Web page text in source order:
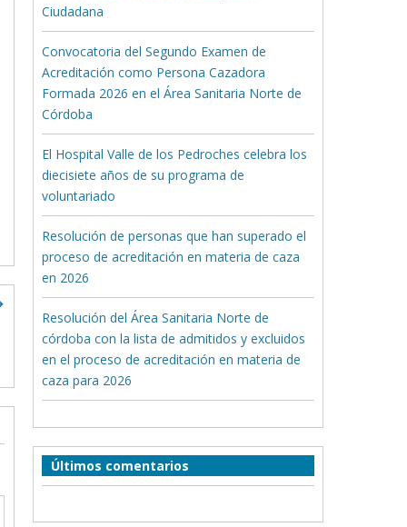
Ciudadana
Convocatoria del Segundo Examen de
Acreditación como Persona Cazadora
Formada 2026 en el Área Sanitaria Norte de
Córdoba
El Hospital Valle de los Pedroches celebra los
diecisiete años de su programa de
voluntariado
Resolución de personas que han superado el
proceso de acreditación en materia de caza
en 2026
Resolución del Área Sanitaria Norte de
córdoba con la lista de admitidos y excluidos
en el proceso de acreditación en materia de
caza para 2026
Últimos comentarios